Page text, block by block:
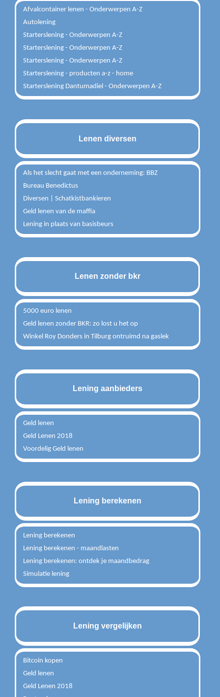
Afvalcontainer lenen - Onderwerpen A-Z
Autolening
Starterslening - Onderwerpen A-Z
Starterslening - Onderwerpen A-Z
Starterslening - Onderwerpen A-Z
Starterslening - producten a-z - home
Starterslening Dantumadiel - Onderwerpen A-Z
Lenen diversen
Als het slecht gaat met een onderneming: BBZ
Bureau Benedictus
Diversen | Schatkistbankieren
Geld lenen van de maffia
Lening in plaats van basisbeurs
Lenen zonder bkr
5000 euro lenen
Geld lenen zonder BKR: zo lost u het op
Winkel Roy Donders in Tilburg ontruimd na gaslek
Lening aanbieders
Geld lenen
Geld Lenen 2018
Voordelig Geld lenen
Lening berekenen
Lening berekenen
Lening berekenen - maandlasten
Lening berekenen: ontdek je maandbedrag
Simulatie lening
Lening vergelijken
Bitcoin kopen
Geld lenen
Geld Lenen 2018